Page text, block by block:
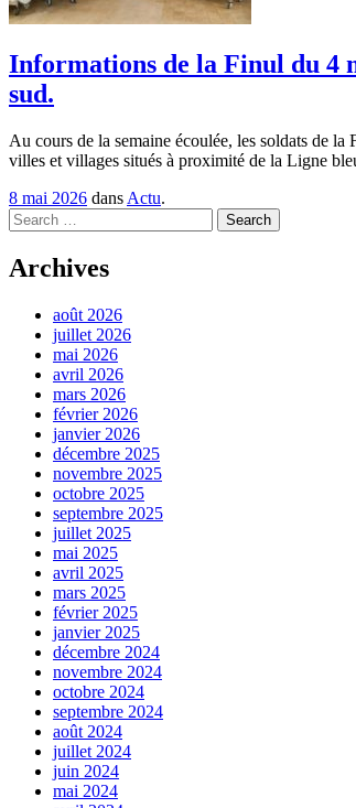
Informations de la Finul du 4
sud.
Au cours de la semaine écoulée, les soldats de
villes et villages situés à proximité de la Ligne
8 mai 2026 dans Actu.
Search
Archives
août 2026
juillet 2026
mai 2026
avril 2026
mars 2026
février 2026
janvier 2026
décembre 2025
novembre 2025
octobre 2025
septembre 2025
juillet 2025
mai 2025
avril 2025
mars 2025
février 2025
janvier 2025
décembre 2024
novembre 2024
octobre 2024
septembre 2024
août 2024
juillet 2024
juin 2024
mai 2024